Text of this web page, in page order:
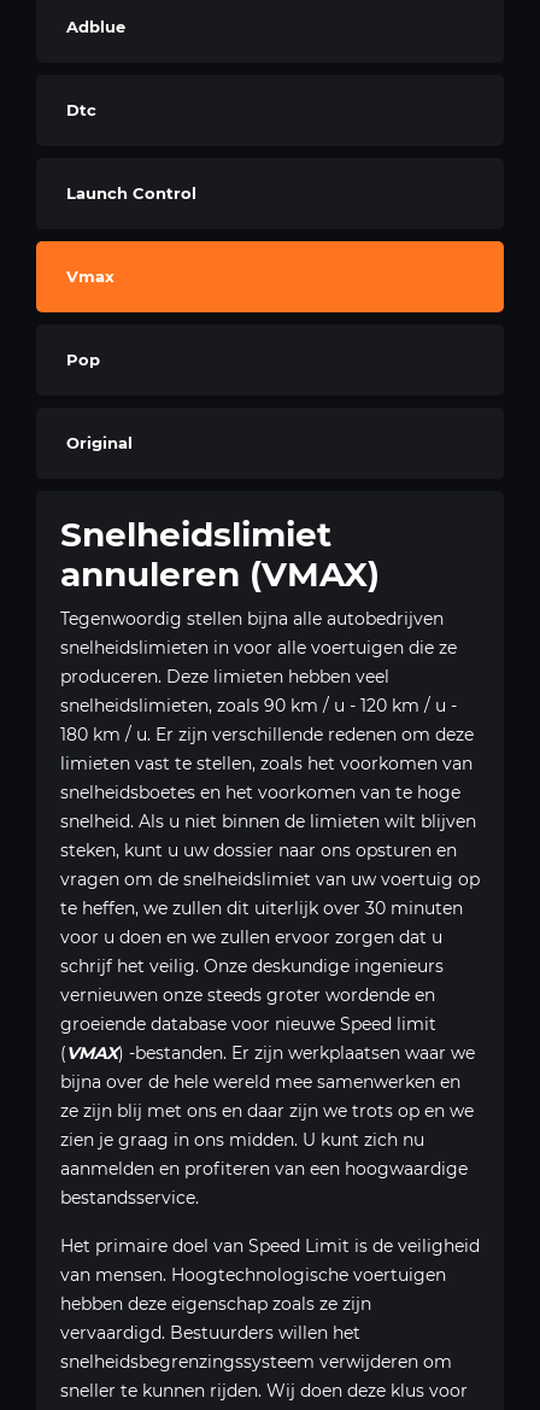
Adblue
Dtc
Launch Control
Vmax
Pop
Original
Snelheidslimiet
annuleren (VMAX)
Tegenwoordig stellen bijna alle autobedrijven
snelheidslimieten in voor alle voertuigen die ze
produceren. Deze limieten hebben veel
snelheidslimieten, zoals 90 km / u - 120 km / u -
180 km / u. Er zijn verschillende redenen om deze
limieten vast te stellen, zoals het voorkomen van
snelheidsboetes en het voorkomen van te hoge
snelheid. Als u niet binnen de limieten wilt blijven
steken, kunt u uw dossier naar ons opsturen en
vragen om de snelheidslimiet van uw voertuig op
te heffen, we zullen dit uiterlijk over 30 minuten
voor u doen en we zullen ervoor zorgen dat u
schrijf het veilig. Onze deskundige ingenieurs
vernieuwen onze steeds groter wordende en
groeiende database voor nieuwe Speed ​​limit
(VMAX) -bestanden. Er zijn werkplaatsen waar we
bijna over de hele wereld mee samenwerken en
ze zijn blij met ons en daar zijn we trots op en we
zien je graag in ons midden. U kunt zich nu
aanmelden en profiteren van een hoogwaardige
bestandsservice.
Het primaire doel van Speed ​​Limit is de veiligheid
van mensen. Hoogtechnologische voertuigen
hebben deze eigenschap zoals ze zijn
vervaardigd. Bestuurders willen het
snelheidsbegrenzingssysteem verwijderen om
sneller te kunnen rijden. Wij doen deze klus voor